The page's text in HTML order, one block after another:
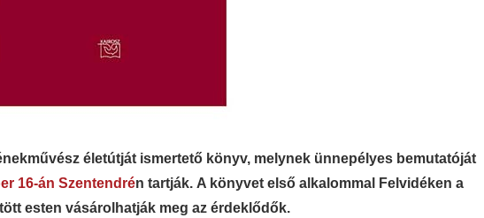
életútját ismertető könyv, melynek ünnepélyes bemutatóját
16-án Szentendrén tartják. A könyvet első alkalommal Felvidéken a
esten vásárolhatják meg az érdeklődők.